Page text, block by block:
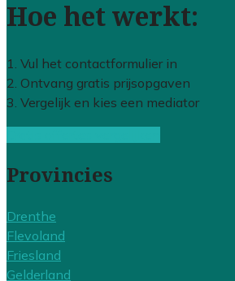
Hoe het werkt:
1. Vul het contactformulier in
2. Ontvang gratis prijsopgaven
3. Vergelijk en kies een mediator
Provincies
Drenthe
Flevoland
Friesland
Gelderland